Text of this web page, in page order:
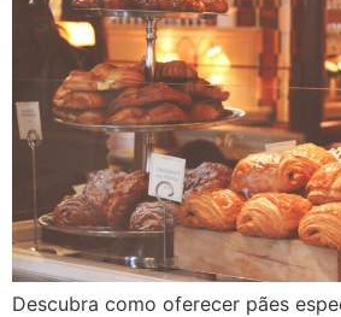
Descubra como oferecer pães